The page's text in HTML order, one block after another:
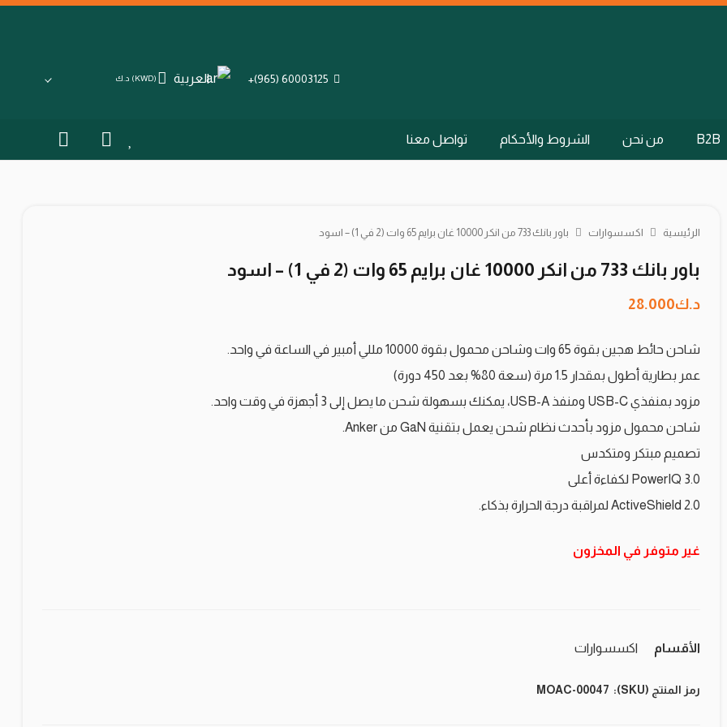
60003125 (965)+ العربية (KWD) د.ك
B2B من نحن الشروط والأحكام تواصل معنا
الرئيسية اكسسوارات باور بانك 733 من انكر 10000 غان برايم 65 وات (2 في 1) – اسود
باور بانك 733 من انكر 10000 غان برايم 65 وات (2 في 1) – اسود
د.ك28.000
شاحن حائط هجين بقوة 65 وات وشاحن محمول بقوة 10000 مللي أمبير في الساعة في واحد.
عمر بطارية أطول بمقدار 1.5 مرة (سعة 80% بعد 450 دورة)
مزود بمنفذي USB-C ومنفذ USB-A، يمكنك بسهولة شحن ما يصل إلى 3 أجهزة في وقت واحد.
شاحن محمول مزود بأحدث نظام شحن يعمل بتقنية GaN من Anker.
تصميم مبتكر ومتكدس
PowerIQ 3.0 لكفاءة أعلى
ActiveShield 2.0 لمراقبة درجة الحرارة بذكاء.
غير متوفر في المخزون
الأقسام اكسسوارات
رمز المنتج (SKU): MOAC-00047